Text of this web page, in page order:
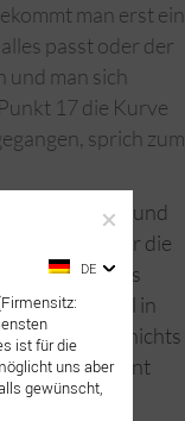
man erst ein
passt oder der
und man sich
17 die Kurve
sprich zum
21 zu mir und
Werke oder die
sind und das
Eine Nadel in
braucht man nichts
wohlgelernt
DE
ist für die
uns aber
gewünscht,